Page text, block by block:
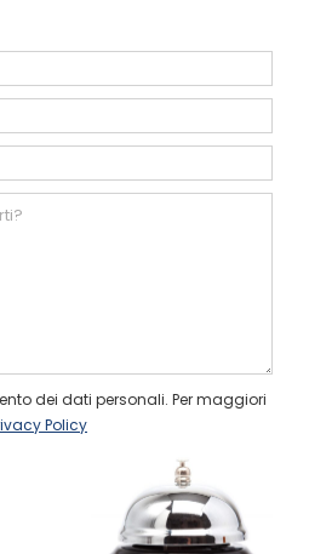
dei dati personali. Per maggiori
Policy